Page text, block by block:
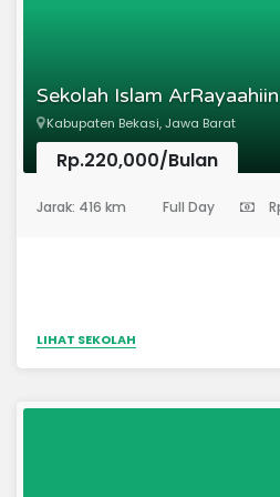
Sekolah Islam ArRayaahiin
Kabupaten Bekasi, Jawa Barat
Rp.220,000/Bulan
Jarak: 416 km Full Day
LIHAT SEKOLAH